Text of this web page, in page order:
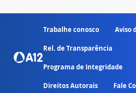
Trabalhe conosco Aviso
Rel. de Transparência
Programa de Integridade
Direitos Autorais Fale